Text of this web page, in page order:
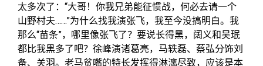
太多次了：“大哥！你我兄弟能征惯战，何必去请一个
山野村夫……”为什么找我演张飞，我至今没搞明白。我
那么“苗条”，哪里像张飞了？要说长得黑，阔义和吴珉
都比我黑多了吧？徐峰演诸葛亮，马轶磊、蔡弘分饰刘
备、关羽。老马贫嘴的特长发挥得淋漓尽致，应该是本